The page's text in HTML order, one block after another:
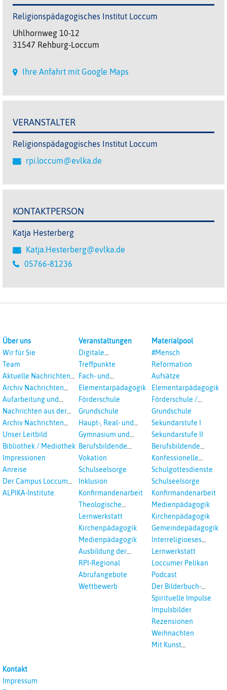
Religionspädagogisches Institut Loccum
Uhlhornweg 10-12
31547 Rehburg-Loccum
Ihre Anfahrt mit Google Maps
VERANSTALTER
Religionspädagogisches Institut Loccum
rpi.loccum@evlka.de
KONTAKTPERSON
Katja Hesterberg
Katja.Hesterberg@evlka.de
05766-81236
Über uns
Wir für Sie
Team
Aktuelle Nachrichten
aus dem RPI
Archiv Nachrichten
aus dem RPI ab 2018
Aufarbeitung und
Prävention
Landeskirche und EKD
Nachrichten aus der
Landeskirche
Archiv Nachrichten
aus der Landeskirche
Unser Leitbild
Bibliothek / Mediothek
Impressionen
Anreise
Der Campus Loccum
und Loccumer
ALPIKA-Institute
Veranstaltungen
Digitale
Veranstaltungen
Treffpunkte
Fach- und
Studientagungen
Elementarpädagogik
Förderschule
Grundschule
Haupt-, Real- und
Oberschule
Gymnasium und
Gesamtschule
Berufsbildende
Schulen
Vokation
Schulseelsorge
Inklusion
Konfirmandenarbeit
Theologische
Fortbildungen,
Interreligöses Lernen
Lernwerkstatt
Kirchenpädagogik
Medienpädagogik
Ausbildung der
Vikar*innen
RPI-Regional
Abrufangebote
Wettbewerb
Materialpool
#Mensch
Reformation
Aufsätze
Elementarpädagogik
Förderschule /
Inklusion
Grundschule
Sekundarstufe I
Sekundarstufe II
Berufsbildende
Schulen
Konfessionelle
Kooperation
Schulgottesdienste
Schulseelsorge
Konfirmandenarbeit
Medienpädagogik
Kirchenpädagogik
Gemeindepädagogik
Interreligioeses
Lernen
Lernwerkstatt
Loccumer Pelikan
Podcast
Der Bilderbuch-
Podcast
Spirituelle Impulse
Impulsbilder
Rezensionen
Weihnachten
Mit Kunst
Kontakt
Impressum